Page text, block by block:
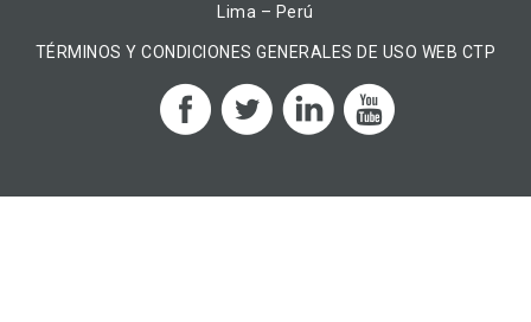
Lima – Perú
TÉRMINOS Y CONDICIONES GENERALES DE USO WEB CTP